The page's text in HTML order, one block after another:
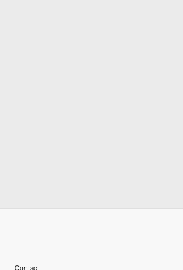
Contact